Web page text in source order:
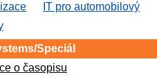
IT pro automobilový
Speciál
o časopisu